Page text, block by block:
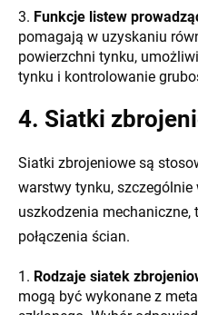
Funkcje listew
pomagają w uzyskaniu
powierzchni tynku,
tynku i kontrolowanie
4. Siatki
Siatki zbrojeniowe są
warstwy tynku,
uszkodzenia
połączenia ścian.
Rodzaje siatek
mogą być wykonane z